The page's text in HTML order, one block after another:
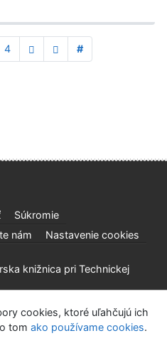
4 #
Súkromie
nám Nastavenie cookies
knižnica pri Technickej
cookies, ktoré uľahčujú ich
tom ako používame cookies.